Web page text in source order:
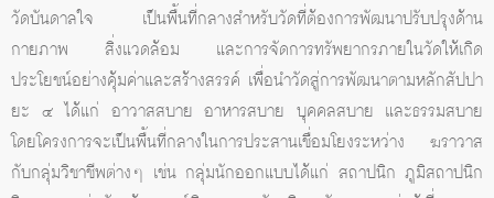
วัดบันดาลใจ เป็นพื้นที่กลางสำหรับวัดที่ต้องการพัฒนาปรับปรุงด้าน
กายภาพ สิ่งแวดล้อม และการจัดการทรัพยากรภายในวัดให้เกิด
ประโยชน์อย่างคุ้มค่าและสร้างสรรค์ เพื่อนำวัดสู่การพัฒนาตามหลักสัปปา
ยะ ๔ ได้แก่ อาวาสสบาย อาหารสบาย บุคคลสบาย และธรรมสบาย
โดยโครงการจะเป็นพื้นที่กลางในการประสานเชื่อมโยงระหว่าง ฆราวาส
กับกลุ่มวิชาชีพต่างๆ เช่น กลุ่มนักออกแบบได้แก่ สถาปนิก ภูมิสถาปนิก